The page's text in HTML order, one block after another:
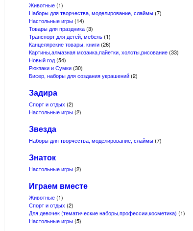
Животные(1)
Наборы для творчества, моделирование, слаймы(7)
Настольные игры(14)
Товары для праздника(3)
Транспорт для детей, мебель(1)
Канцелярские товары, книги(26)
Картины,алмазная мозаика,пайетки, холсты,рисование(33)
Новый год(54)
Рюкзаки и Сумки(30)
Бисер, наборы для создания украшений(2)
Задира
Спорт и отдых (2)
Настольные игры(2)
Звезда
Наборы для творчества, моделирование, слаймы(7)
Знаток
Настольные игры(2)
Играем вместе
Животные(1)
Спорт и отдых (2)
Для девочек (тематические наборы,профессии,косметика) (1)
Настольные игры(5)